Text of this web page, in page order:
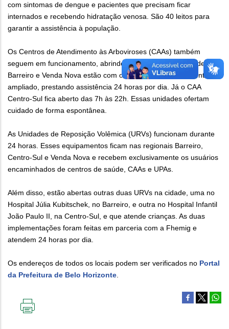
com sintomas de dengue e pacientes que precisam ficar
internados e recebendo hidratação venosa. São 40 leitos para
garantir a assistência à população.
Os Centros de Atendimento às Arboviroses (CAAs) também
seguem em funcionamento, abrindo diariamente. As unidades
Barreiro e Venda Nova estão com o horário de funcionamento
ampliado, prestando assistência 24 horas por dia. Já o CAA
Centro-Sul fica aberto das 7h às 22h. Essas unidades ofertam
cuidado de forma espontânea.
As Unidades de Reposição Volêmica (URVs) funcionam durante
24 horas. Esses equipamentos ficam nas regionais Barreiro,
Centro-Sul e Venda Nova e recebem exclusivamente os usuários
encaminhados de centros de saúde, CAAs e UPAs.
Além disso, estão abertas outras duas URVs na cidade, uma no
Hospital Júlia Kubitschek, no Barreiro, e outra no Hospital Infantil
João Paulo II, na Centro-Sul, e que atende crianças. As duas
implementações foram feitas em parceria com a Fhemig e
atendem 24 horas por dia.
Os endereços de todos os locais podem ser verificados no Portal
da Prefeitura de Belo Horizonte.